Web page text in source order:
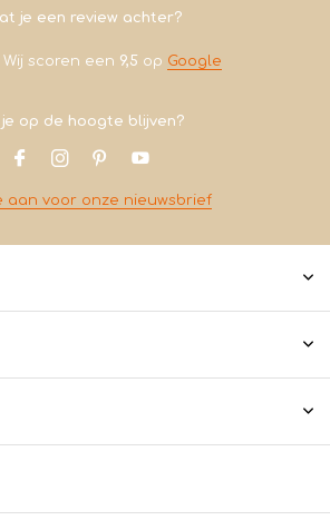
je een review achter?
Wij scoren een 9,5 op Google
je op de hoogte blijven?
aan voor onze nieuwsbrief